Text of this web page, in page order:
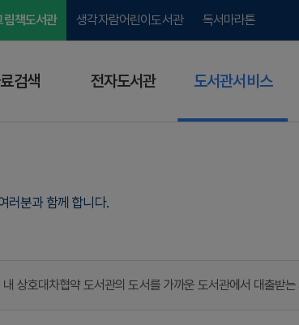
림책도서관 생각자람어린이도서관 독서마라톤
검색 전자도서관 도서관서비스
러분과 함께 합니다.
상호대차협약 도서관의 도서를 가까운 도서관에서 대출받